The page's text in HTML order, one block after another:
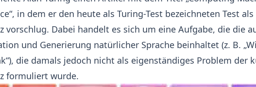
in dem er den heute als Turing-Test bezeichneten Test
vorschlug. Dabei handelt es sich um eine Aufgabe, die die
und Generierung natürlicher Sprache beinhaltet (z. B.
die damals jedoch nicht als eigenständiges Problem der
formuliert wurde.